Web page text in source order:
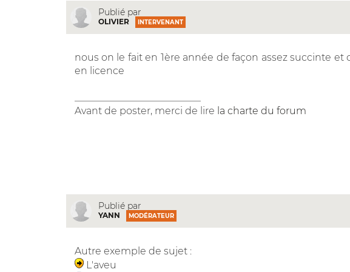
Publié par
OLIVIER INTERVENANT
nous on le fait en 1ère année de façon assez succinte
en licence
Avant de poster, merci de lire la charte du forum
Publié par
YANN MODÉRATEUR
Autre exemple de sujet :
L'aveu